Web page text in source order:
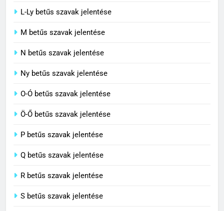
C BETŰS SZAVAK JELENTÉSE
8
Centenárium jelentése
L-Ly betűs szavak jelentése
M betűs szavak jelentése
N betűs szavak jelentése
Ny betűs szavak jelentése
O-Ó betűs szavak jelentése
Ö-Ő betűs szavak jelentése
P betűs szavak jelentése
Q betűs szavak jelentése
R betűs szavak jelentése
S betűs szavak jelentése